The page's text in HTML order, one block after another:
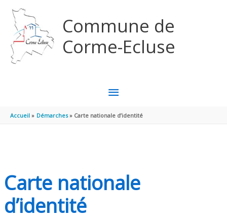
Commune de
Corme-Ecluse
MENU
PRINCIPAL
Accueil Démarches Carte nationale d’identité
Carte nationale
d’identité